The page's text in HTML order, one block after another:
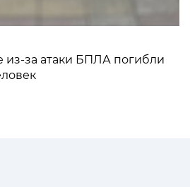
из-за атаки БПЛА погибли